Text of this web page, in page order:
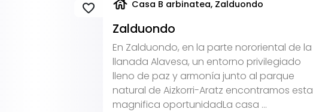
favorite house Casa B arbinatea, Zalduondo
Zalduondo
En Zalduondo, en la parte nororiental de la
llanada Alavesa, un entorno privilegiado
lleno de paz y armonía junto al parque
natural de Aizkorri-Aratz encontramos esta
magnifica oportunidadLa casa ...